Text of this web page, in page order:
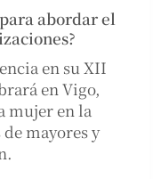
abordar el
en su XII
en Vigo,
mujer en la
mayores y